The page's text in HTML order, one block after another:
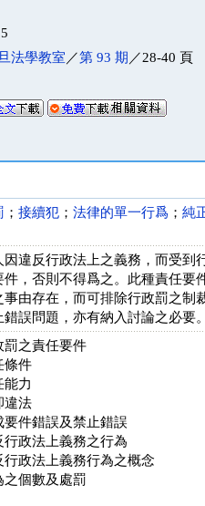
法學教室 ／第 93 期 ／28-40 頁
； 接續犯 ； 法律的單一行爲 ； 純
因違反行政法上之義務，而受到
件，否則不得爲之。此種責任要
事由存在，而可排除行政罰之制
錯誤問題，亦有納入討論之必要
罰之責任要件
條件
能力
違法
要件錯誤及禁止錯誤
行政法上義務之行為
行政法上義務行為之概念
之個數及處罰